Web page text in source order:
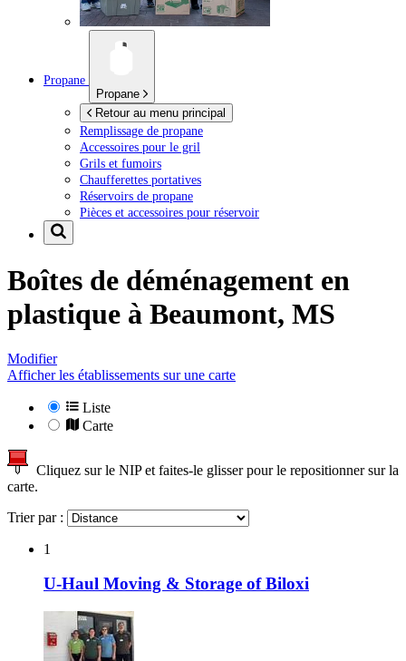
Propane
Propane
Retour au menu principal
Remplissage de propane
Accessoires pour le gril
Grils et fumoirs
Chaufferettes portatives
Réservoirs de propane
Pièces et accessoires pour réservoir
Boîtes de déménagement en
plastique à Beaumont, MS
Modifier
Afficher les établissements sur une carte
Liste
Carte
Cliquez sur le NIP et faites-le glisser pour le repositionner sur la
carte.
Trier par :
1
U-Haul Moving & Storage of Biloxi